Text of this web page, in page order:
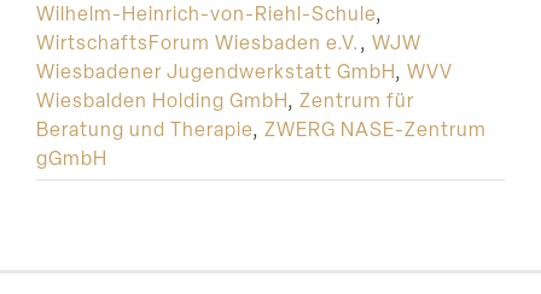
Wilhelm-Heinrich-von-Riehl-Schule,
WirtschaftsForum Wiesbaden e.V., WJW
Wiesbadener Jugendwerkstatt GmbH, WVV
Wiesbalden Holding GmbH, Zentrum für
Beratung und Therapie, ZWERG NASE-Zentrum
gGmbH